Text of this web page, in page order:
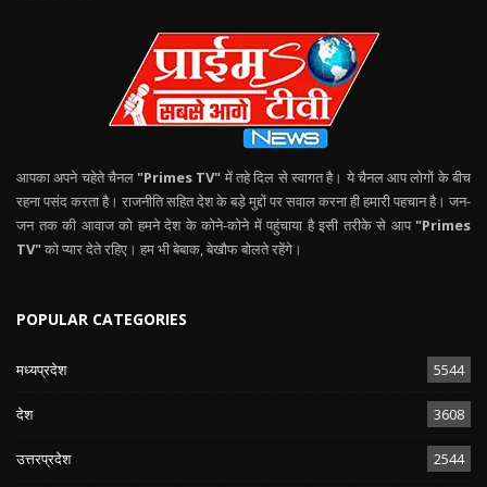
आपका अपने चहेते चैनल "Primes TV" में तहे दिल से स्वागत है। ये चैनल आप लोगों के बीच
रहना पसंद करता है। राजनीति सहित देश के बड़े मुद्दों पर सवाल करना ही हमारी पहचान है। जन-
जन तक की आवाज को हमने देश के कोने-कोने में पहुंचाया है इसी तरीके से आप "Primes
TV"को प्यार देते रहिए। हम भी बेबाक, बेखौफ बोलते रहेंगे।
POPULAR CATEGORIES
मध्यप्रदेश 5544
देश 3608
उत्तरप्रदेश 2544